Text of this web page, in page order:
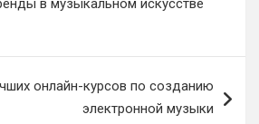
онлайн-курсов по созданию
электронной музыки